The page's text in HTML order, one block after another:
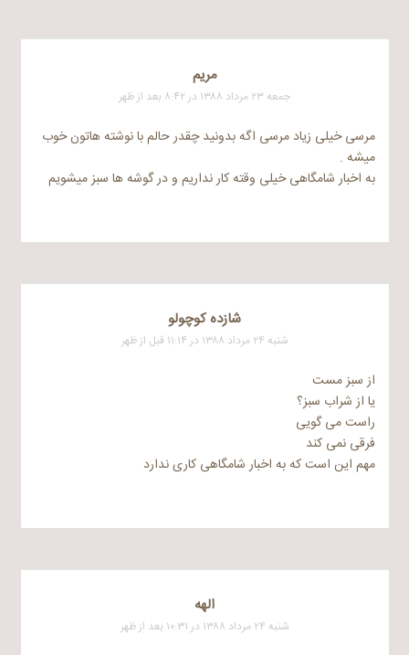
مریم
جمعه ۲۳ مرداد ۱۳۸۸ در ۸:۴۲ بعد از ظهر
مرسی خیلی زیاد مرسی اگه بدونید چقدر حالم با نوشته هاتون خوب
میشه .
به اخبار شامگاهی خیلی وقته کار نداریم و در گوشه ها سبز میشویم
شازده کوچولو
شنبه ۲۴ مرداد ۱۳۸۸ در ۱۱:۱۴ قبل از ظهر
از سبز مست
یا از شراب سبز؟
راست می گویی
فرقی نمی کند
مهم این است که به اخبار شامگاهی کاری ندارد
الهه
شنبه ۲۴ مرداد ۱۳۸۸ در ۱۰:۳۱ بعد از ظهر